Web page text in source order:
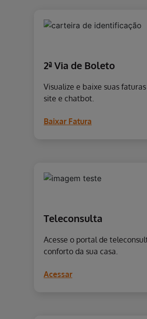
2ª Via de Boleto
Visualize e baixe suas
site e chatbot.
Baixar Fatura
Teleconsulta
Acesse o portal de
conforto da sua casa.
Acessar